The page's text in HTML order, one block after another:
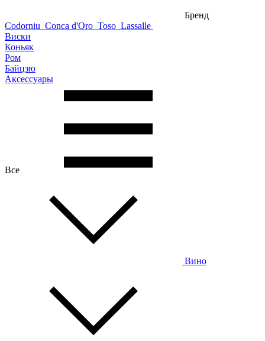
Бренд
Codorniu Conca d'Oro Toso Lassalle
Виски
Коньяк
Ром
Байцзю
Аксессуары
Все
Вино